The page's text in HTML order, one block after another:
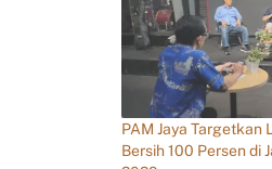
PAM Jaya Targetkan
Bersih 100 Persen di